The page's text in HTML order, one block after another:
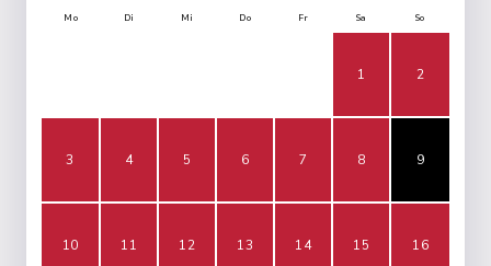
Mo Di Mi Do Fr Sa So
1 2
3 4 5 6 7 8 9
10 11 12 13 14 15 16